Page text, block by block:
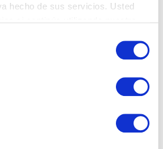
hecho de sus servicios. Usted